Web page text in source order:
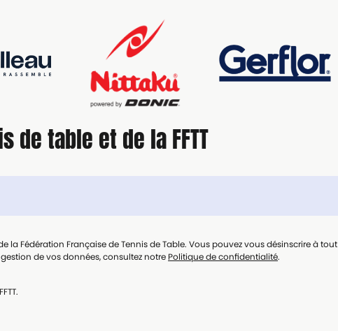
de table et de la FFTT
Fédération Française de Tennis de Table. Vous pouvez vous désinscrire à tout
de vos données, consultez notre Politique de confidentialité.